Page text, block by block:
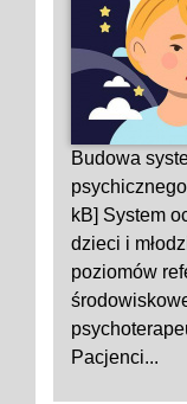
Budowa
kB] System
dzieci i
poziomów
Pacjenci...